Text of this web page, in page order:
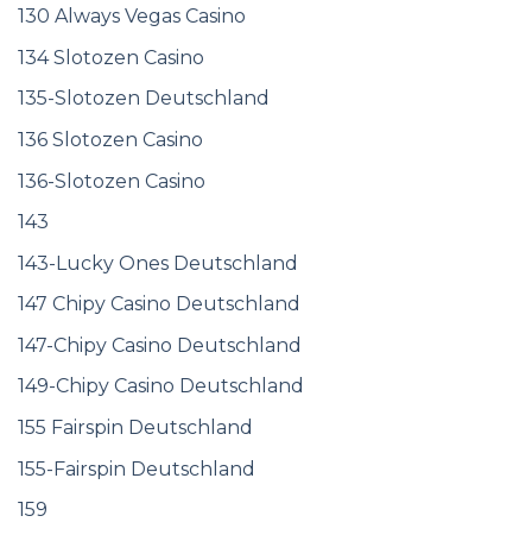
130 Always Vegas Casino
134 Slotozen Casino
135-Slotozen Deutschland
136 Slotozen Casino
136-Slotozen Casino
143
143-Lucky Ones Deutschland
147 Chipy Casino Deutschland
147-Chipy Casino Deutschland
149-Chipy Casino Deutschland
155 Fairspin Deutschland
155-Fairspin Deutschland
159